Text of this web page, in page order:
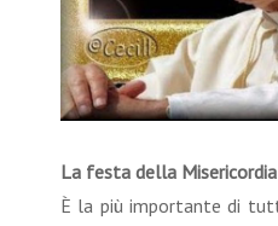
La festa della Misericordia
È la più importante di